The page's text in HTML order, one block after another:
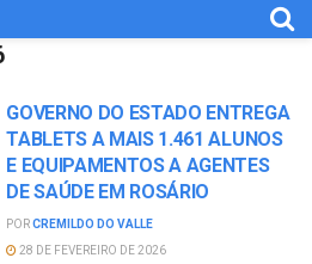
GOVERNO DO ESTADO ENTREGA
TABLETS A MAIS 1.461 ALUNOS
E EQUIPAMENTOS A AGENTES
DE SAÚDE EM ROSÁRIO
PORCREMILDO DO VALLE
28 DE FEVEREIRO DE 2026